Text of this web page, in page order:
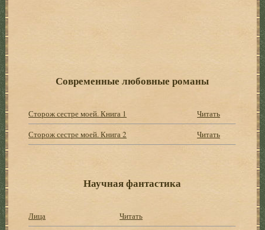
Современные любовные романы
Сторож сестре моей. Книга 1
Читать
Сторож сестре моей. Книга 2
Читать
Научная фантастика
Лица Читать